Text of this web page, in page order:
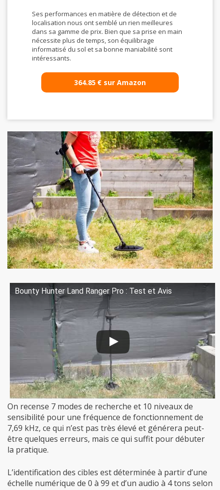
Ses performances en matière de détection et de
localisation nous ont semblé un rien meilleures
dans sa gamme de prix. Bien que sa prise en main
nécessite plus de temps, son équilibrage
informatisé du sol et sa bonne maniabilité sont
intéressants.
364.85 € sur Amazon
Bounty Hunter Land Ranger Pro : Test et Avis
On recense 7 modes de recherche et 10 niveaux de
sensibilité pour une fréquence de fonctionnement de
7,69 kHz, ce qui n’est pas très élevé et générera peut-
être quelques erreurs, mais ce qui suffit pour débuter
la pratique.
L’identification des cibles est déterminée à partir d’une
échelle numérique de 0 à 99 et d’un audio à 4 tons selon